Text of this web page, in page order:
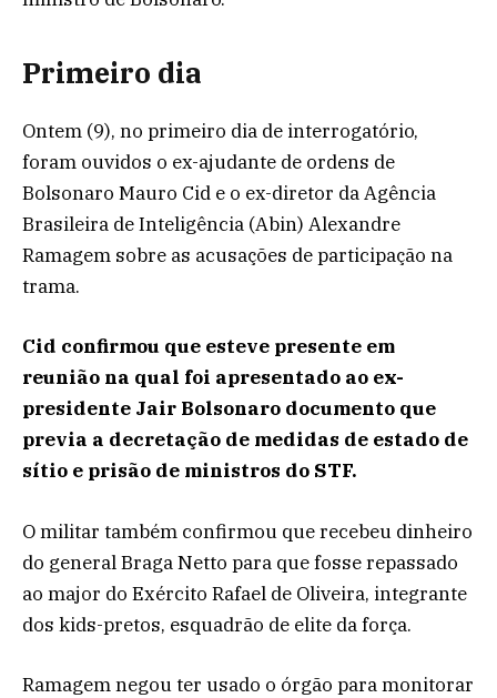
Primeiro dia
Ontem (9), no primeiro dia de interrogatório,
foram ouvidos o ex-ajudante de ordens de
Bolsonaro Mauro Cid e o ex-diretor da Agência
Brasileira de Inteligência (Abin) Alexandre
Ramagem sobre as acusações de participação na
trama.
Cid confirmou que esteve presente em
reunião na qual foi apresentado ao ex-
presidente Jair Bolsonaro documento que
previa a decretação de medidas de estado de
sítio e prisão de ministros do STF.
O militar também confirmou que recebeu dinheiro
do general Braga Netto para que fosse repassado
ao major do Exército Rafael de Oliveira, integrante
dos kids-pretos, esquadrão de elite da força.
Ramagem negou ter usado o órgão para monitorar